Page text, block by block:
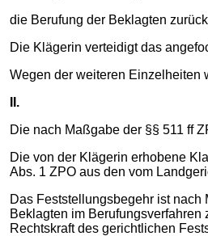
die Berufung der Beklagten
Die Klägerin verteidigt das
Wegen der weiteren Einzelheiten
II.
Die nach Maßgabe der §§ 511 ff
Die von der Klägerin erhobene
Abs. 1 ZPO aus den vom
Das Feststellungsbegehr ist
Beklagten im Berufungsverfahren
Rechtskraft des gerichtlichen